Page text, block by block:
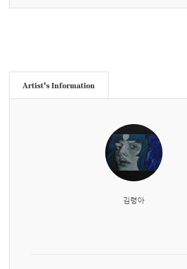
Artist's Information
김령아